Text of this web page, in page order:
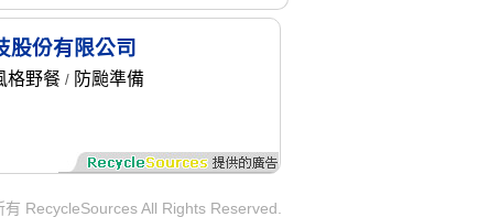
股份有限公司
格野餐 / 防颱準備
RecycleSources All Rights Reserved.